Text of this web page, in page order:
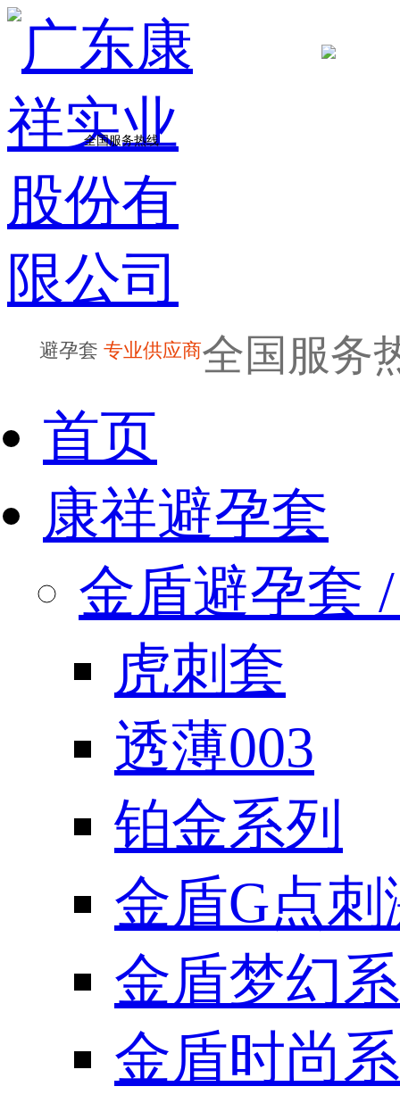
避孕套 专业供应商全国服务
首页
康祥避孕套
金盾避孕套
虎刺套
透薄003
铂金系列
金盾G点
金盾梦幻
金盾时尚
全国服务热线